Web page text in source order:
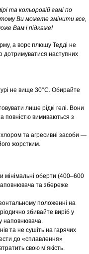
та кольоровій гамі по
Ви можете змінити все,
Вам і підкаже!
а ворс плюшу Тедді не
дотримуватися наступних
не вище 30°С. Обирайте
лише рідкі гелі. Вони
повністю вимиваються з
та агресивні засоби —
жорстким.
мінімальні оберти (400–600
та збереже
положенні на
збивайте виріб у
наповнювача.
та не сушіть на гарячих
до «сплавлення»
свою м’якість.